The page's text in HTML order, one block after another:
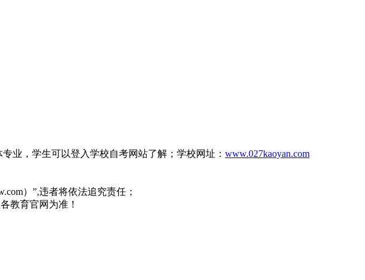
业，学生可以登入学校自考网站了解；学校网址： www.027kaoyan.com
）”,违者将依法追究责任；
教育官网为准！